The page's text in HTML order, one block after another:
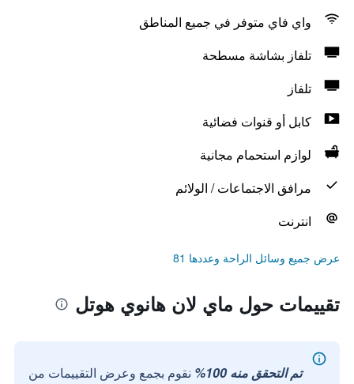
واي فاي متوفر في جميع المناطق
تلفاز بشاشة مسطحة
تلفاز
كابل أو قنوات فضائية
لوازم استحمام مجانية
مرافق الاجتماعات / الولائم
انترنت
عرض جميع وسائل الراحة وعددها 81
تقييمات حول ماي لان هانوي هوتل
تم التحقق منه 100%
نقوم بجمع وعرض التقييمات من